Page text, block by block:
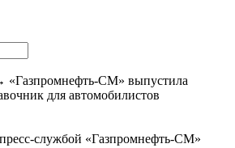
«Газпромнефть-СМ» выпустила
для​ автомобилистов
службой «Газпромнефть-СМ»